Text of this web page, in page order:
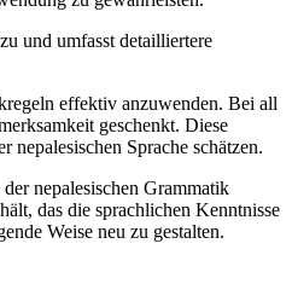
und umfasst detailliertere
effektiv anzuwenden. Bei all
geschenkt. Diese
Sprache schätzen.
nepalesischen Grammatik
das die sprachlichen Kenntnisse
Weise neu zu gestalten.